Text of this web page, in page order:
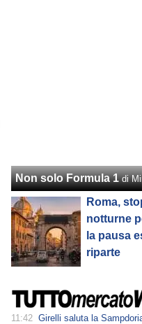
Non solo Formula 1 di
Roma,
notturne
la pausa
riparte
11:42 Girelli saluta la